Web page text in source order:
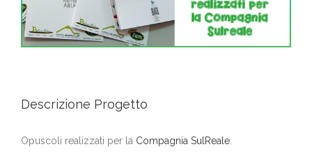
Descrizione Progetto
Opuscoli realizzati per la Compagnia SulReale